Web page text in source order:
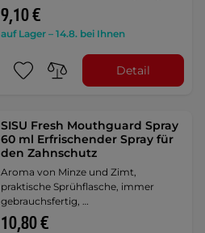
9,10 €
auf Lager – 14.8. bei Ihnen
Detail
SISU Fresh Mouthguard Spray
60 ml Erfrischender Spray für
den Zahnschutz
Aroma von Minze und Zimt,
praktische Sprühflasche, immer
gebrauchsfertig, …
10,80 €